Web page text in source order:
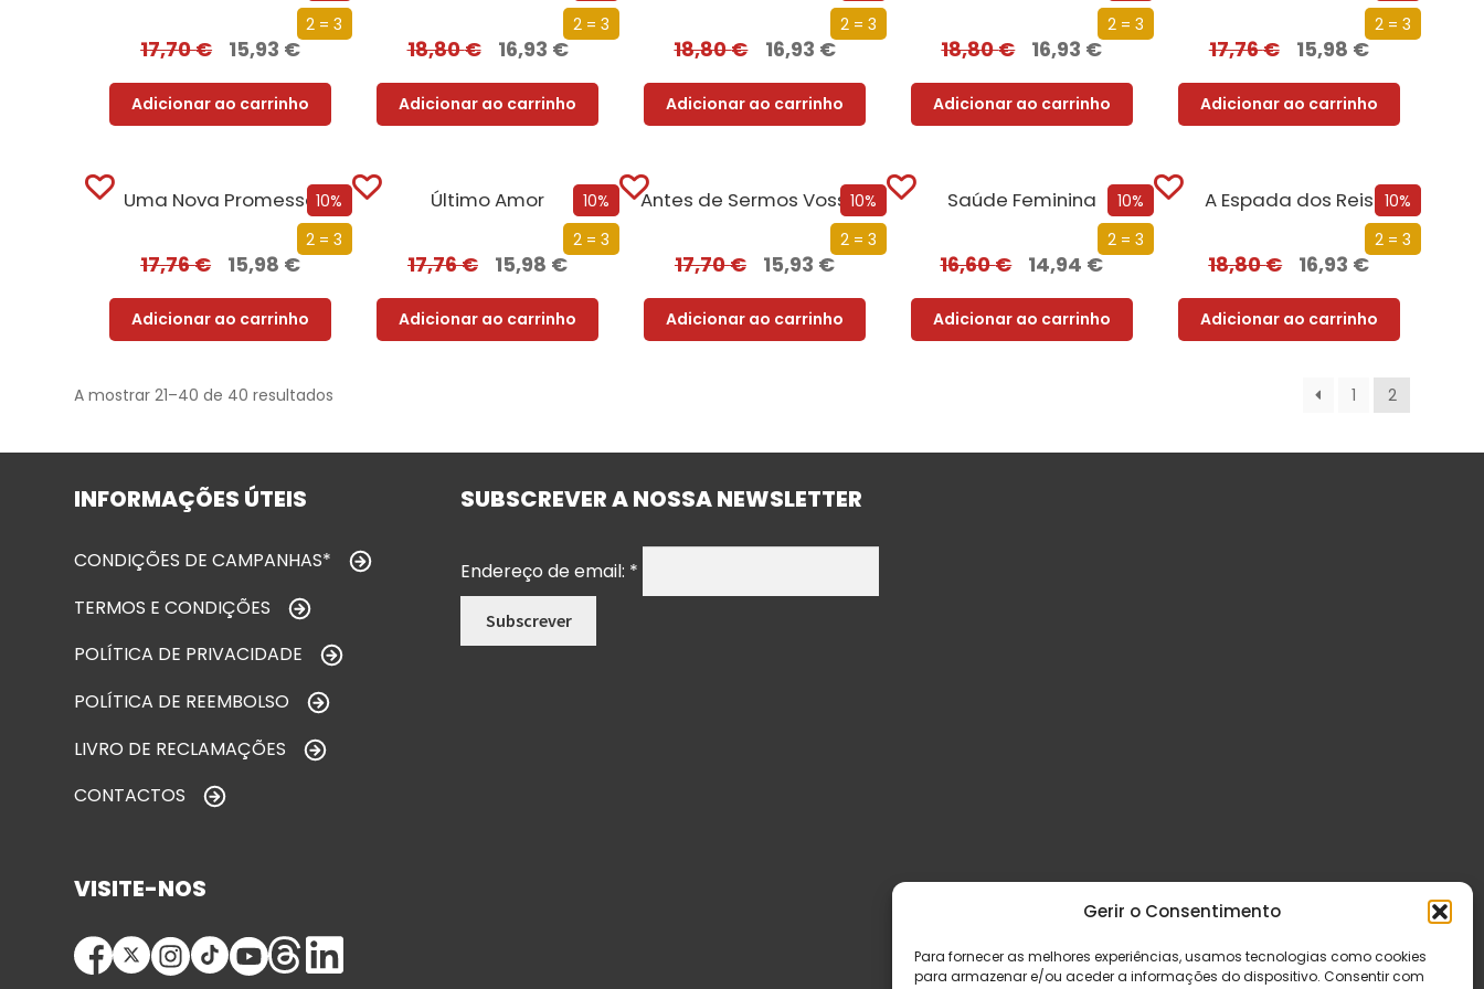
Gerir o Consentimento
Para fornecer as melhores experiências, usamos tecnologias como cookies
para armazenar e/ou aceder a informações do dispositivo. Consentir com
2 = 3
17,70€ 15,93 €
Adicionar ao carrinho
2 = 3
18,80€ 16,93 €
Adicionar ao carrinho
2 = 3
18,80€ 16,93 €
Adicionar ao carrinho
2 = 3
18,80€ 16,93 €
Adicionar ao carrinho
2 = 3
17,76€ 15,98 €
Adicionar ao carrinho
10%
2 = 3
Uma Nova Promessa
17,76€ 15,98 €
Adicionar ao carrinho
10%
2 = 3
Último Amor
17,76€ 15,98 €
Adicionar ao carrinho
10%
2 = 3
Antes de Sermos Vossos
17,70€ 15,93 €
Adicionar ao carrinho
10%
2 = 3
Saúde Feminina
16,60€ 14,94 €
Adicionar ao carrinho
10%
2 = 3
A Espada dos Reis
18,80€ 16,93 €
Adicionar ao carrinho
A mostrar 21–40 de 40 resultados 1 2
INFORMAÇÕES ÚTEIS
CONDIÇÕES DE CAMPANHAS*
TERMOS E CONDIÇÕES
POLÍTICA DE PRIVACIDADE
POLÍTICA DE REEMBOLSO
LIVRO DE RECLAMAÇÕES
CONTACTOS
SUBSCREVER A NOSSA NEWSLETTER
Endereço de email: *
VISITE-NOS